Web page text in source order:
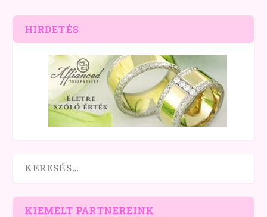
HIRDETÉS
KIEMELT PARTNEREINK